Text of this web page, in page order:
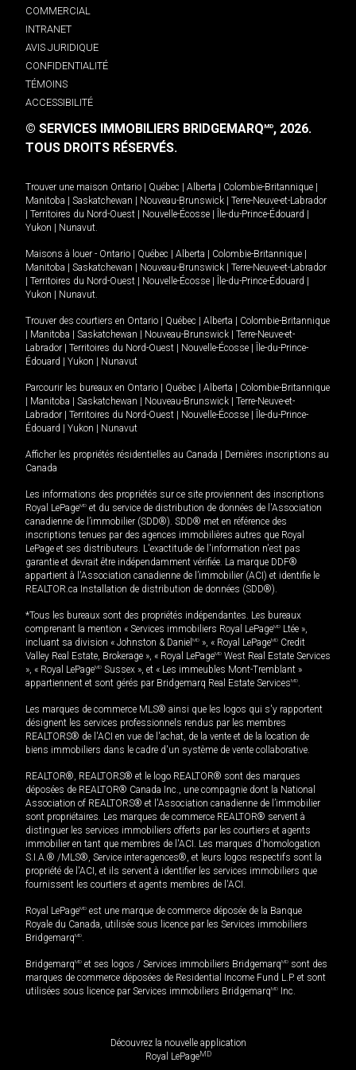
COMMERCIAL
INTRANET
AVIS JURIDIQUE
CONFIDENTIALITÉ
TÉMOINS
ACCESSIBILITÉ
© SERVICES IMMOBILIERS BRIDGEMARQMD, 2026.
TOUS DROITS RÉSERVÉS.
Trouver une maison Ontario Québec Alberta Colombie-Britannique
Manitoba
Saskatchewan Nouveau-Brunswick
Terre-Neuve-et-Labrador
Territoires du Nord-Ouest Nouvelle-Écosse Île-du-Prince-Édouard
Yukon
Nunavut.
Maisons à louer - Ontario Québec Alberta Colombie-Britannique
Manitoba
Saskatchewan Nouveau-Brunswick
Terre-Neuve-et-Labrador
Territoires du Nord-Ouest Nouvelle-Écosse Île-du-Prince-Édouard
Yukon
Nunavut.
Trouver des courtiers en Ontario Québec Alberta
Colombie-Britannique
Manitoba Saskatchewan Nouveau-Brunswick
Terre-Neuve-et-
Labrador
Territoires du Nord-Ouest Nouvelle-Écosse
Île-du-Prince-
Édouard
Yukon Nunavut
Parcourir les bureaux en Ontario Québec Alberta
Colombie-Britannique
Manitoba Saskatchewan Nouveau-Brunswick
Terre-Neuve-et-
Labrador
Territoires du Nord-Ouest Nouvelle-Écosse
Île-du-Prince-
Édouard
Yukon Nunavut
Afficher les propriétés résidentielles au Canada
Dernières inscriptions au
Canada
Les informations des propriétés sur ce site proviennent des inscriptions
Royal LePageMD et du service de distribution de données de l'Association
canadienne de l’immobilier (SDD®). SDD® met en référence des
inscriptions tenues par des agences immobilières autres que Royal
LePage et ses distributeurs. L'exactitude de l'information n'est pas
garantie et devrait être indépendamment vérifiée. La marque DDF®
appartient à l'Association canadienne de l’immobilier (ACI) et identifie le
REALTOR.ca Installation de distribution de données (SDD®).
*Tous les bureaux sont des propriétés indépendantes. Les bureaux
comprenant la mention « Services immobiliers Royal LePageMD Ltée »,
incluant sa division « Johnston & Daniel MD », « Royal LePageMD Credit
Valley Real Estate, Brokerage », « Royal LePageMD West Real Estate Services
», « Royal LePageMD Sussex », et « Les immeubles Mont-Tremblant »
appartiennent et sont gérés par Bridgemarq Real Estate ServicesMD.
Les marques de commerce MLS® ainsi que les logos qui s'y rapportent
désignent les services professionnels rendus par les membres
REALTORS® de l'ACI en vue de l'achat, de la vente et de la location de
biens immobiliers dans le cadre d'un système de vente collaborative.
REALTOR®, REALTORS® et le logo REALTOR® sont des marques
déposées de REALTOR® Canada Inc., une compagnie dont la National
Association of REALTORS® et l'Association canadienne de l’immobilier
sont propriétaires. Les marques de commerce REALTOR® servent à
distinguer les services immobiliers offerts par les courtiers et agents
immobilier en tant que membres de l'ACI. Les marques d'homologation
S.I.A.® /MLS®, Service inter-agences®, et leurs logos respectifs sont la
propriété de l'ACI, et ils servent à identifier les services immobiliers que
fournissent les courtiers et agents membres de l'ACI.
Royal LePageMD est une marque de commerce déposée de la Banque
Royale du Canada, utilisée sous licence par les Services immobiliers
BridgemarqMD.
BridgemarqMD et ses logos / Services immobiliers BridgemarqMD sont des
marques de commerce déposées de Residential Income Fund L.P. et sont
utilisées sous licence par Services immobiliers BridgemarqMD Inc.
Découvrez la nouvelle application
Royal LePageMD